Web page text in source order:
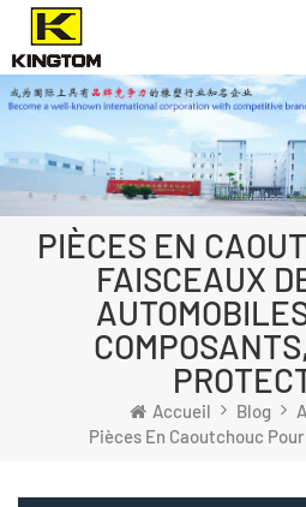
PIÈCES EN
FAISCEAUX
Accueil Blog